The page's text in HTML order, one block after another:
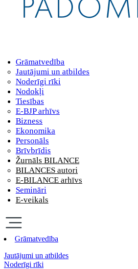
Grāmatvedība
Jautājumi un atbildes
Noderīgi rīki
Nodokļi
Tiesības
E-BJP arhīvs
Bizness
Ekonomika
Personāls
Brīvbrīdis
Žurnāls BILANCE
BILANCES autori
E-BILANCE arhīvs
Semināri
E-veikals
Grāmatvedība
Jautājumi un atbildes
Noderīgi rīki